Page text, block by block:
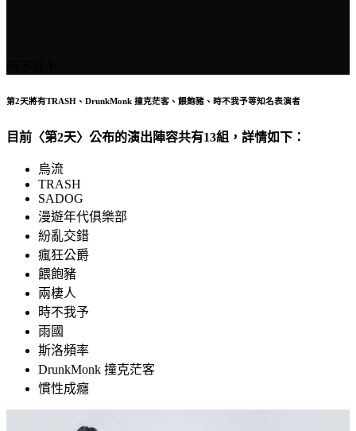
第2天將有TRASH、DrunkMonk 撞克茫客、餵飽豬、時不我予等知名表演者
目前〈第2天〉公布的演出陣容共有13組，詳情如下：
烏流
TRASH
SADOG
漫遊年代俱樂部
紛亂交錯
瘋狂公爵
餵飽豬
兩棲人
時不我予
雨國
斯洛頻率
DrunkMonk 撞克茫客
慣性成癮